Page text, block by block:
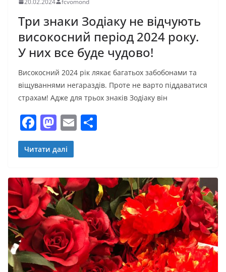
20.02.2024 fcvomond
Три знаки Зодіаку не відчують
високосний період 2024 року.
У них все буде чудово!
Високосний 2024 рік лякає багатьох забобонами та
віщуваннями негараздів. Проте не варто піддаватися
страхам! Адже для трьох знаків Зодіаку він
F
a
c
b
o
o
k
M
a
st
d
o
n
E
и
т
и
с
я
Читати далі